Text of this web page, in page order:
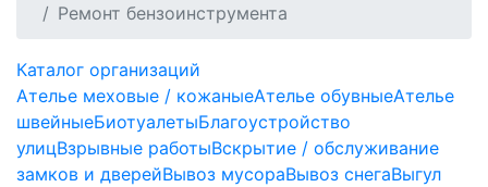
Ремонт бензоинструмента
Каталог организаций
Ателье меховые / кожаныеАтелье обувныеАтелье
швейныеБиотуалетыБлагоустройство
улицВзрывные работыВскрытие / обслуживание
замков и дверейВывоз мусораВывоз снегаВыгул